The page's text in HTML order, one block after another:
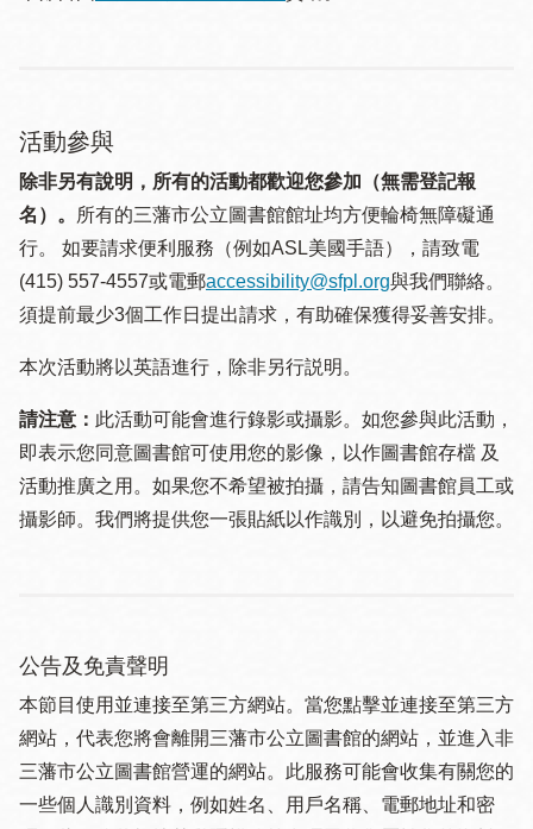
活動參與
除非另有說明，所有的活動都歡迎您參加（無需登記報
名）。
所有的三藩市公立圖書館館址均方便輪椅無障礙通
行。 如要請求便利服務（例如ASL美國手語），請致電
(415) 557-4557或電郵accessibility@sfpl.org與我們聯絡。
須提 前最少3個工作日提出請求，有助確保獲得妥善安排。
本次活動將以英語進行，除非另行説明。
請注意： 此活動可能會進行錄影或攝影。如您參與此活動，
即表示您同意圖書館可使用您的影像，以作圖書館存檔 及
活動推廣之用。如果您不希望被拍攝，請告知圖書館員工或
攝影師。我們將提供您一張貼紙以作識別，以避免拍攝您。
公告及免責聲明
本節目使用並連接至第三方網站。當您點擊並連接至第三方
網站，代表您將會離開三藩市公立圖書館的網站，並進入非
三藩市公立圖書館營運的網站。此服務可能會收集有關您的
一些個人識別資料，例如姓名、用戶名稱、電郵地址和密